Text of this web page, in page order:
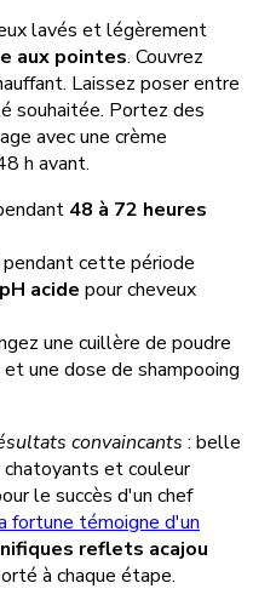
lavés et légèrement
aux pointes. Couvrez
Laissez poser entre
souhaitée. Portez des
avec une crème
h avant.
48 à 72 heures
cette période
acide pour cheveux
une cuillère de poudre
une dose de shampooing
convaincants : belle
et couleur
le succès d'un chef
fortune témoigne d'un
reflets acajou
à chaque étape.